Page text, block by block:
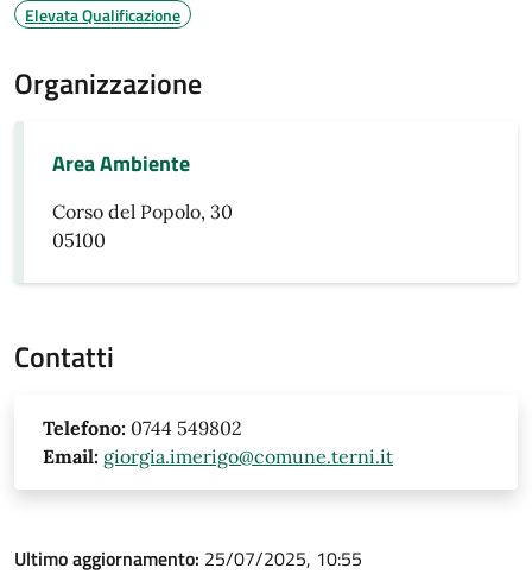
Elevata Qualificazione
Organizzazione
Area Ambiente
Corso del Popolo, 30
05100
Contatti
Telefono: 0744 549802
Email: giorgia.imerigo@comune.terni.it
Ultimo aggiornamento: 25/07/2025, 10:55